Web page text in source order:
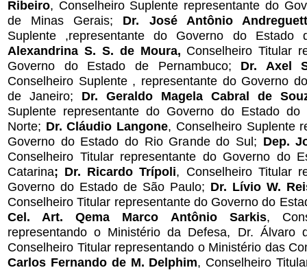
Ribeiro, Conselheiro Suplente representante do
de Minas Gerais; Dr. José Antônio
Suplente ,representante do Governo do
Alexandrina S. S. de Moura, Conselheiro Titular
Governo do Estado de Pernambuco; Dr. Axel
Conselheiro Suplente , representante do Governo
de Janeiro; Dr. Geraldo Magela Cabral de
Suplente representante do Governo do Estado
Norte; Dr. Cláudio Langone, Conselheiro Suplente
Governo do Estado do Rio Grande do Sul; Dep.
Conselheiro Titular representante do Governo do
Catarina; Dr. Ricardo Trípoli, Conselheiro Titular
Governo do Estado de São Paulo; Dr. Lívio W.
Conselheiro Titular representante do Governo do
Cel. Art. Qema Marco Antônio Sarkis,
representando o Ministério da Defesa, Dr. Álvaro
Conselheiro Titular representando o Ministério das
Carlos Fernando de M. Delphim, Conselheiro